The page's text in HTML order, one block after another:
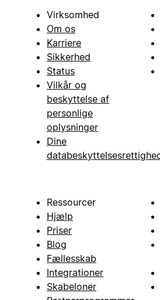
Virksomhed
Om os
Karriere
Sikkerhed
Status
Vilkår og
beskyttelse af
personlige
oplysninger
Dine
Ressourcer
Hjælp
Priser
Blog
Fællesskab
Integrationer
Skabeloner